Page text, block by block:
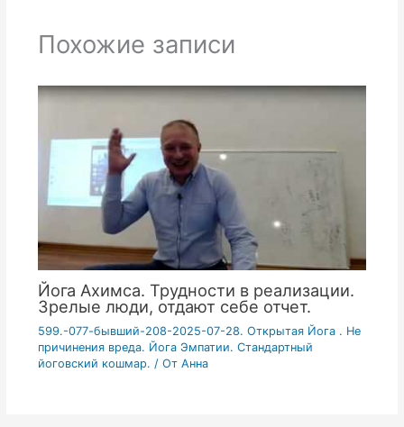
Похожие записи
Йога Ахимса. Трудности в реализации.
Зрелые люди, отдают себе отчет.
599.-077-бывший-208-2025-07-28. Открытая Йога . Не
причинения вреда. Йога Эмпатии. Стандартный
йоговский кошмар. / От Анна